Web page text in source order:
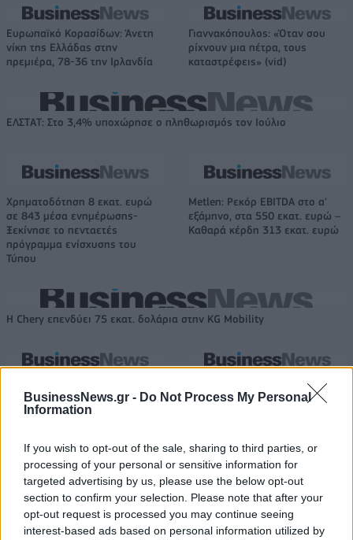
BusinessNews.gr - Do Not Process My Personal
Information
If you wish to opt-out of the sale, sharing to third parties, or
processing of your personal or sensitive information for
targeted advertising by us, please use the below opt-out
section to confirm your selection. Please note that after your
opt-out request is processed you may continue seeing
interest-based ads based on personal information utilized by
Ευρωπαϊκό Κορασίδων: Άνετη
νίκη της Ελλάδας στην
πρεμιέρα, 78-36 την Ιρλανδία
Γιαννακόπουλος: «Όταν σου
ρίχνουν μια πέτρα, τους
καταστρέφεις» (vid)
ΕΛΣΤΑΤ: Στο 3,4% υποχώρησε ο πληθωρισμός τον Ιούλιο
Χρηματοδότηση 8 εκατ. ευρώ
σε 843 μέσα ενημέρωσης-
Ξεκίνησε το πενταετές
πρόγραμμα ενίσχυσης του
Τύπου
Metlen: Ρεκόρ EBITDA στο α'
εξάμηνο, στα 550 εκατ. ευρώ –
Καθαρά κέρδη 313 εκατ. ευρώ
Η Chery επενδύει 75 εκατ. δολάρια στην KG Mobility
18.990 ευρώ
συνεχίζουν μαζί: Ανανέωση της
συνεργασίας τους μέχρι το
18η συνεχόμενη χρονιά για τον ΟΤΕ στη διεθνή σειρά δεικτών
FTSE4Good